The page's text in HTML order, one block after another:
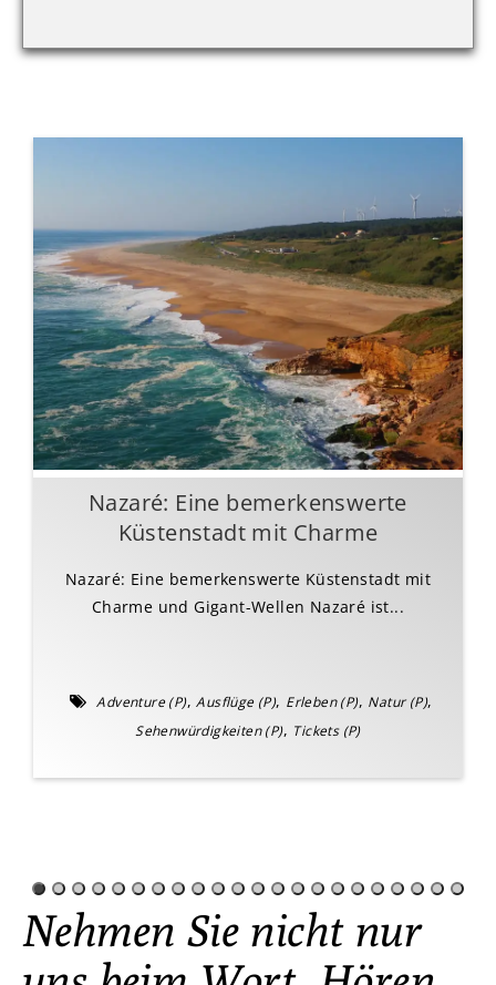
Nazaré: Eine bemerkenswerte
Küstenstadt mit Charme
Nazaré: Eine bemerkenswerte Küstenstadt mit
Charme und Gigant-Wellen Nazaré ist...
Adventure (P),Ausflüge (P), Erleben (P), Natur (P),
Sehenwürdigkeiten (P), Tickets (P)
Nehmen Sie nicht nur